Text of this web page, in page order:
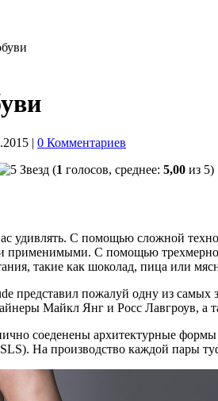
| 0 Комментариев
(1 голосов, среднее: 5,00 из 5)
удивлять. С помощью сложной
применимыми. С помощью
такие как шоколад, пица или
представил пожалуй одну из
Майкл Янг и Росс Лавгроув, а
соеденены архитектурные
На производство каждой пары